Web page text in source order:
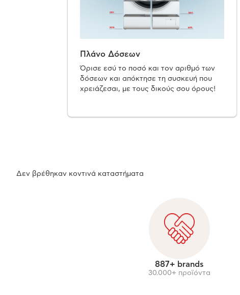
Πλάνο Δόσεων
Όρισε εσύ το ποσό και τον αριθμό των
δόσεων και απόκτησε τη συσκευή που
χρειάζεσαι, με τους δικούς σου όρους!
Δεν βρέθηκαν κοντινά καταστήματα
887+ brands
30.000+ προϊόντα